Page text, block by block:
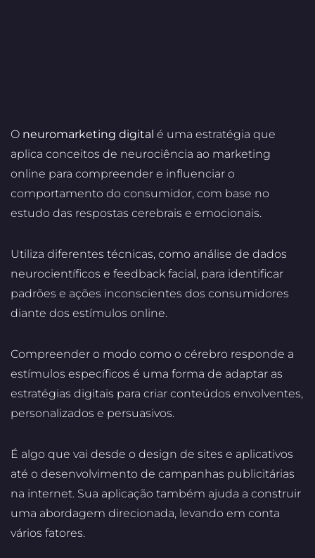
O neuromarketing digital é uma estratégia que
aplica conceitos de neurociência ao marketing
online para compreender e influenciar o
comportamento do consumidor, com base no
estudo das respostas cerebrais e emocionais.
Utiliza diferentes técnicas, como análise de dados
neurocientíficos e feedback facial, para identificar
padrões e ações inconscientes dos consumidores
diante dos estímulos online.
Compreender o modo como o cérebro responde a
estímulos específicos é uma forma de adaptar as
estratégias digitais para criar conteúdos envolventes,
personalizados e persuasivos.
É algo que vai desde o design de sites e aplicativos
até o desenvolvimento de campanhas publicitárias
na internet. Sua aplicação também ajuda a construir
uma abordagem direcionada, levando em conta
vários fatores.